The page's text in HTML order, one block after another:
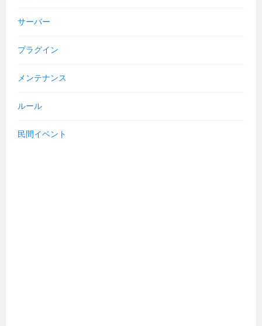
サーバー
プラグイン
メンテナンス
ルール
民間イベント